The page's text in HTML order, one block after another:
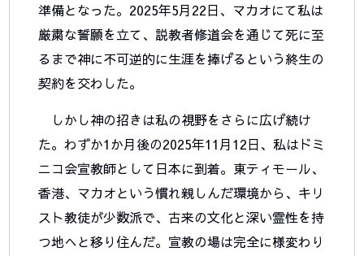
準備となった。2025年5月22日、マカオにて私は
厳粛な誓願を立て、説教者修道会を通じて死に至
るまで神に不可逆的に生涯を捧げるという終生の
契約を交わした。
しかし神の招きは私の視野をさらに広げ続け
た。わずか1か月後の2025年11月12日、私はドミ
ニコ会宣教師として日本に到着。東ティモール、
香港、マカオという慣れ親しんだ環境から、キリ
スト教徒が少数派で、古来の文化と深い霊性を持
つ地へと移り住んだ。宣教の場は完全に様変わり